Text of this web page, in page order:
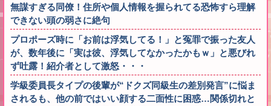
無謀すぎる同僚！住所や個人情報を握られてる恐怖すら理解
できない頭の弱さに絶句
プロポーズ時に「お前は浮気してる！」と冤罪で振った友人
が、数年後に「実は彼、浮気してなかったかもｗ」と悪びれ
ず吐露！紹介者として激怒・・・
学級委員長タイプの後輩が“ドクズ同級生の差別発言”に悩ま
されるも、他の前ではいい顔する二面性に困惑…関係切れと